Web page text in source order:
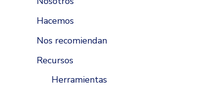
Hacemos
Nos recomiendan
Recursos
Herramientas